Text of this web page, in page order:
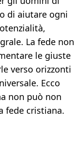
di aiutare ogni
La fede non
le giuste
verso orizzonti
Ecco
non può non
fede cristiana.